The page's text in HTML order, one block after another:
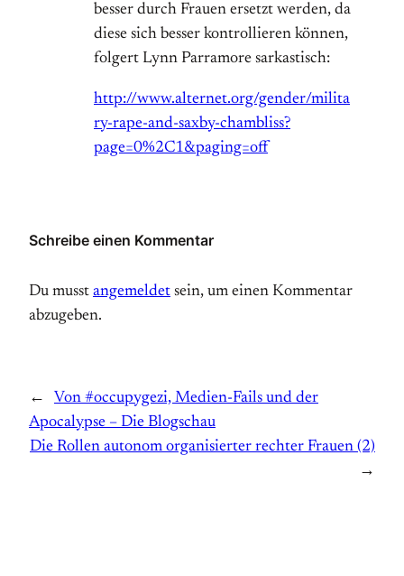
besser durch Frauen ersetzt werden, da
diese sich besser kontrollieren können,
folgert Lynn Parramore sarkastisch:
http://www.alternet.org/gender/milita
ry-rape-and-saxby-chambliss?
page=0%2C1&paging=off
Schreibe einen Kommentar
Du musst angemeldet sein, um einen Kommentar
abzugeben.
←
Von #occupygezi, Medien-Fails und der
Apocalypse – Die Blogschau
Die Rollen autonom organisierter rechter Frauen (2)
→